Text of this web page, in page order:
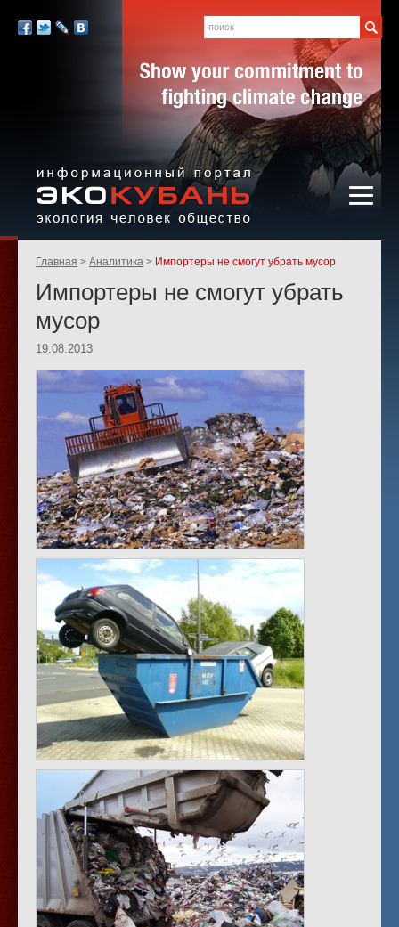
«ЭКО-КУБАНЬ»
человек,
общество
Родительские
Главная Аналитика Импортеры не смогут убрать мусор
Импортеры не смогут убрать
мусор
19.08.2013
Мы
Поиск